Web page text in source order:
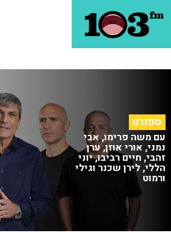
ספורט
עם משה פרימו, אבי
נמני, אורי אוזן, ערן
זהבי, חיים רביבו, יוני
הללי, לירן שכנר וגילי
ורמוט